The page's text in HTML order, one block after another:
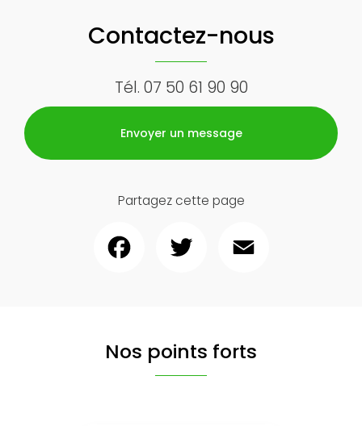
Contactez-nous
Tél. 07 50 61 90 90
Envoyer un message
Partagez cette page
Nos points forts